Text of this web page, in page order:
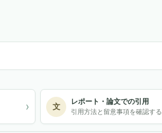
› 文 レポート・論文での引用
引用方法と留意事項を確認する